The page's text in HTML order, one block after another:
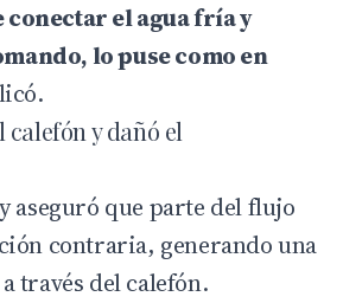
conectar el agua fría y
lo puse como en
y dañó el
aseguró que parte del flujo
contraria, generando una
través del calefón.